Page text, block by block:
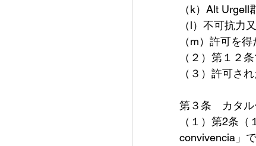
（k）Alt
（l）不可抗力
（m）許可を
（２）第１２
（３）許可さ
第３条　カタ
（１）第2条
convivencia」